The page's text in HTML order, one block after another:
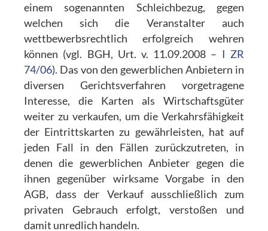
einem sogenannten Schleichbezug, gegen
welchen sich die Veranstalter auch
wettbewerbsrechtlich erfolgreich wehren
können (vgl. BGH, Urt. v. 11.09.2008 – I ZR
74/06). Das von den gewerblichen Anbietern in
diversen Gerichtsverfahren vorgetragene
Interesse, die Karten als Wirtschaftsgüter
weiter zu verkaufen, um die Verkahrsfähigkeit
der Eintrittskarten zu gewährleisten, hat auf
jeden Fall in den Fällen zurückzutreten, in
denen die gewerblichen Anbieter gegen die
ihnen gegenüber wirksame Vorgabe in den
AGB, dass der Verkauf ausschließlich zum
privaten Gebrauch erfolgt, verstoßen und
damit unredlich handeln.